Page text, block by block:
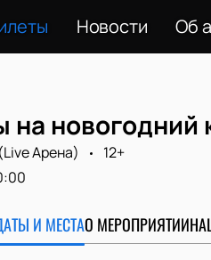
Новости Об
на
Арена)
12+
И МЕСТАО МЕРОПРИЯТИИ